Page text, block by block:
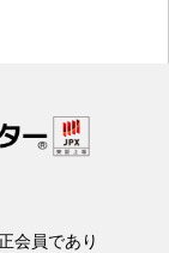
会員であり